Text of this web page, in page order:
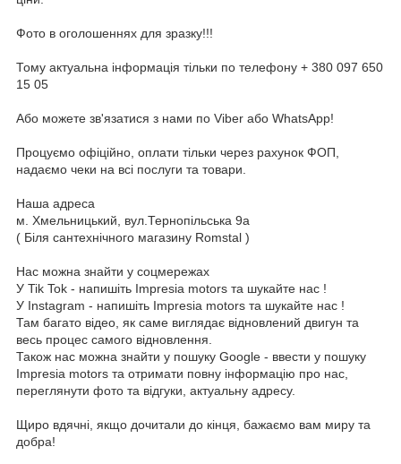
Фото в оголошеннях для зразку!!!
Тому актуальна інформація тільки по телефону + 380 097 650
15 05
Або можете зв'язатися з нами по Viber або WhatsApp!
Процуємо офіційно, оплати тільки через рахунок ФОП,
надаємо чеки на всі послуги та товари.
Наша адреса
м. Хмельницький, вул.Тернопільська 9а
( Біля сантехнічного магазину Romstal )
Нас можна знайти у соцмережах
У Tik Tok - напишіть Impresia motors та шукайте нас !
У Instagram - напишіть Impresia motors та шукайте нас !
Там багато відео, як саме виглядає відновлений двигун та
весь процес самого відновлення.
Також нас можна знайти у пошуку Google - ввести у пошуку
Impresia motors та отримати повну інформацію про нас,
переглянути фото та відгуки, актуальну адресу.
Щиро вдячні, якщо дочитали до кінця, бажаємо вам миру та
добра!